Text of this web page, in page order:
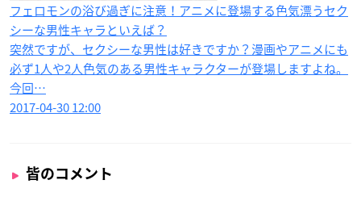
フェロモンの浴び過ぎに注意！アニメに登場する色気漂うセク
シーな男性キャラといえば？
突然ですが、セクシーな男性は好きですか？漫画やアニメにも
必ず1人や2人色気のある男性キャラクターが登場しますよね。
今回…
2017-04-30 12:00
皆のコメント